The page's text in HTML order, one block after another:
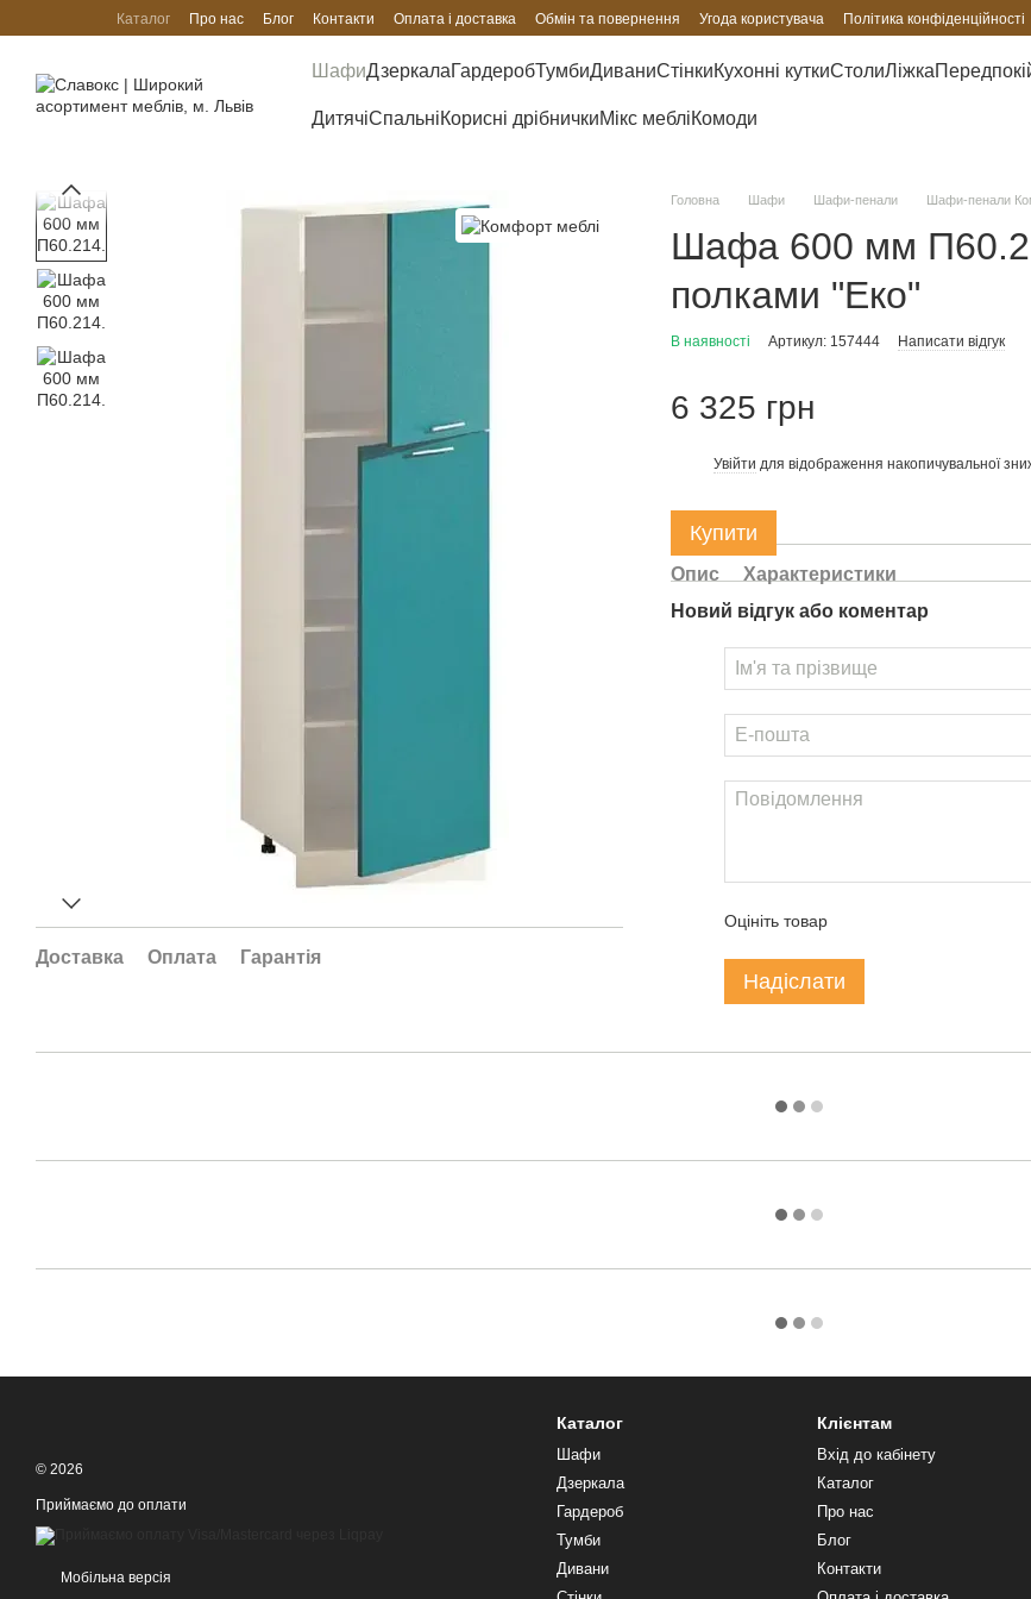
Перейти до основного контенту
Каталог Про нас Блог Контакти Оплата і доставка Обмін та повернення Угода користувача Політика конфіденційності
ШафиДзеркалаГардеробТумбиДиваниСтінкиКухонні куткиСтолиЛіжка
ДитячіСпальніКорисні дрібничкиМікс мебліКомоди
Доставка Оплата Гарантія
Головна Шафи Шафи-пенали Шафи-пенали
Шафа 600 мм
полками "Еко"
В наявності Артикул: 157444 Написати відгук
6 325 грн
Увійти для відображення накопичувальної
Купити
Опис
Характеристики
Новий відгук або коментар
Оцініть товар
Надіслати
© 2026
Приймаємо до оплати
Мобільна версія
Каталог
Шафи
Дзеркала
Гардероб
Тумби
Дивани
Клієнтам
Вхід до кабінету
Каталог
Про нас
Блог
Контакти